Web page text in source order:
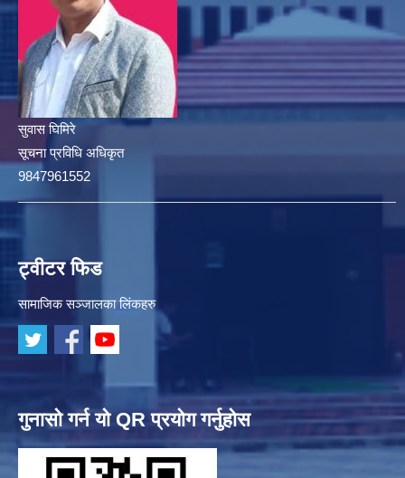
सुवास घिमिरे
सूचना प्रविधि अधिकृत
9847961552
ट्वीटर फिड
सामाजिक सञ्जालका लिंकहरु
गुनासो गर्न यो QR प्रयोग गर्नुहोस